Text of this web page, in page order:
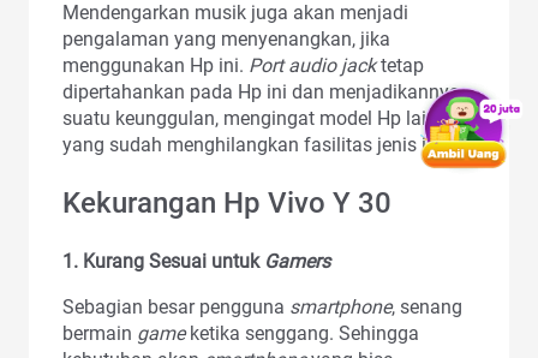
Mendengarkan musik juga akan menjadi
pengalaman yang menyenangkan, jika
menggunakan Hp ini. Port audio jacktetap
dipertahankan pada Hp ini dan menjadikannya
suatu keunggulan, mengingat model Hp lain
yang sudah menghilangkan fasilitas jenis ini.
Kekurangan Hp Vivo Y 30
1. Kurang Sesuai untuk Gamers
Sebagian besar pengguna smartphone, senang
bermain gameketika senggang. Sehingga